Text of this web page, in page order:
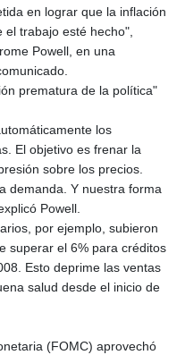
en lograr que la inflación
trabajo esté hecho",
Powell, en una
prematura de la política"
los
El objetivo es frenar la
sobre los precios.
demanda. Y nuestra forma
Powell.
por ejemplo, subieron
superar el 6% para créditos
Esto deprime las ventas
salud desde el inicio de
(FOMC) aprovechó